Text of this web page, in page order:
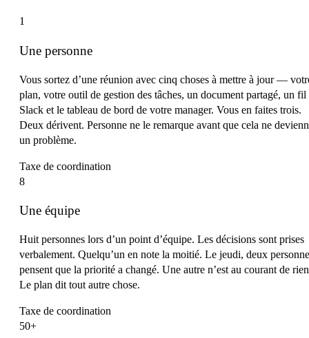
1
Une personne
Vous sortez d’une réunion avec cinq choses à mettre à jour —
plan, votre outil de gestion des tâches, un document partagé, un fil
Slack et le tableau de bord de votre manager. Vous en faites trois.
Deux dérivent. Personne ne le remarque avant que cela ne
un problème.
Taxe de coordination
8
Une équipe
Huit personnes lors d’un point d’équipe. Les décisions sont prises
verbalement. Quelqu’un en note la moitié. Le jeudi, deux
pensent que la priorité a changé. Une autre n’est au courant de
Le plan dit tout autre chose.
Taxe de coordination
50+